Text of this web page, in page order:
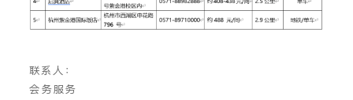
联系人 ：
会务服务